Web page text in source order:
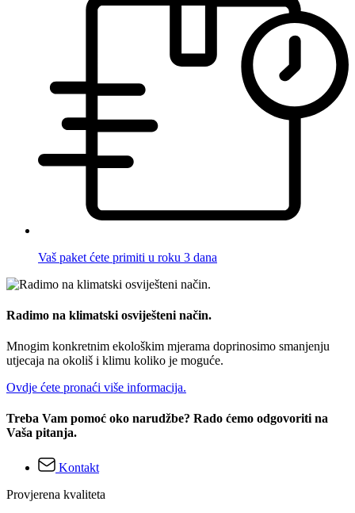
Vaš paket ćete primiti u roku 3 dana
Radimo na klimatski osviješteni način.
Mnogim konkretnim ekološkim mjerama doprinosimo smanjenju
utjecaja na okoliš i klimu koliko je moguće.
Ovdje ćete pronaći više informacija.
Treba Vam pomoć oko narudžbe? Rado ćemo odgovoriti na
Vaša pitanja.
Kontakt
Provjerena kvaliteta